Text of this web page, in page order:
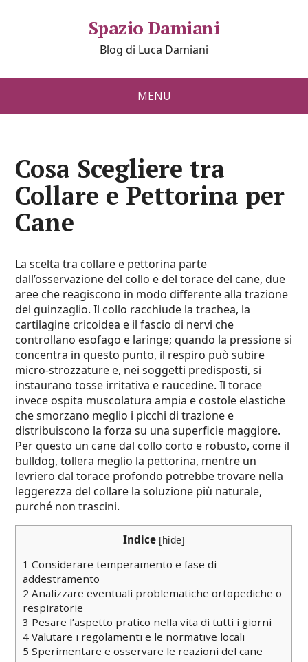
Spazio Damiani
Blog di Luca Damiani
MENU
Cosa Scegliere tra
Collare e Pettorina per
Cane
Lascelta tra collare e pettorina parte
dall’osservazione del collo e del torace del cane, due
aree che reagiscono in modo differente alla trazione
del guinzaglio. Il collo racchiude la trachea, la
cartilagine cricoidea e il fascio di nervi che
controllano esofago e laringe; quando la pressione si
concentra in questo punto, il respiro può subire
micro-strozzature e, nei soggetti predisposti, si
instaurano tosse irritativa e raucedine. Il torace
invece ospita muscolatura ampia e costole elastiche
che smorzano meglio i picchi di trazione e
distribuiscono la forza su una superficie maggiore.
Per questo un cane dal collo corto e robusto, come il
bulldog, tollera meglio la pettorina, mentre un
levriero dal torace profondo potrebbe trovare nella
leggerezza del collare la soluzione più naturale,
purché non trascini.
Indice [hide]
1 Considerare temperamento e fase di
addestramento
2 Analizzare eventuali problematiche ortopediche o
respiratorie
3 Pesare l’aspetto pratico nella vita di tutti i giorni
4 Valutare i regolamenti e le normative locali
5 Sperimentare e osservare le reazioni del cane